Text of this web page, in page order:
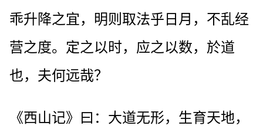
乖升降之宜，明则取法乎日月，不乱经
营之度。定之以时，应之以数，於道
也，夫何远哉？
《西山记》曰：大道无形，生育天地，